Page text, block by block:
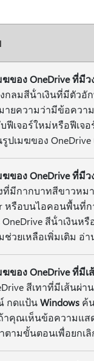
ของ OneDrive ที่มี
กลมสีน้ําเงินที่มีตัวอั
ายความว่ามีข้อควา
ฟีเจอร์ใหม่หรือฟีเจ
ปเมฆของ
ของ OneDrive ที่มี
ที่มีกากบาทสีขาวหม
หรือบนไอคอนพื้นที่ก
สีน้ําเงินห
วยเหลือเพิ่มเติม อ่
ของ OneDrive ที่มีเ
สีเทาที่มีเส้นผ่
กดแป้นWindows ค้
คุณเห็นข้อความแส
ตามขั้นตอนเพื่อยกเ